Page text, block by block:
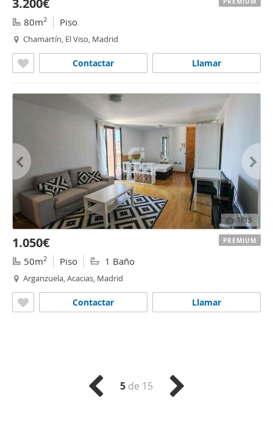
3.200€
80m2 Piso
Chamartín, El Viso, Madrid
Llamar
Contactar
1/15
1.050€
50m2 Piso 1 Baño
Arganzuela, Acacias, Madrid
Llamar
Contactar
PREMIUM
5 de 15